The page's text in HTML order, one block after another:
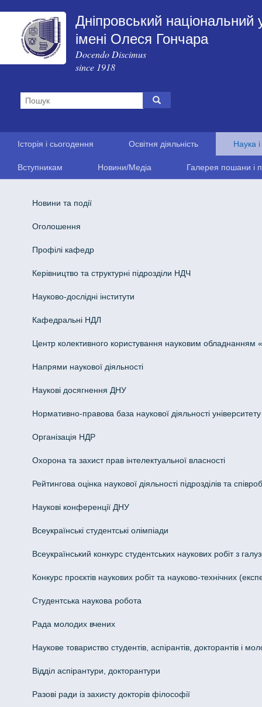
Дніпровський національний
імені Олеся Гончара
Docendo Discimus
since 1918
Історія і сьогодення Освітня діяльність Наука
Вступникам Новини/Медіа Галерея пошани і
Новини та події
Оголошення
Профілі кафедр
Керівництво та структурні підрозділи НДЧ
Науково-дослідні інститути
Кафедральні НДЛ
Центр колективного користування науковим обладнанням
Напрями наукової діяльності
Наукові досягнення ДНУ
Нормативно-правова база наукової діяльності університету
Організація НДР
Охорона та захист прав інтелектуальної власності
Рейтингова оцінка наукової діяльності підрозділів та
Наукові конференції ДНУ
Всеукраїнські студентські олімпіади
Всеукраїнський конкурс студентських наукових робіт з
Конкурс проєктів наукових робіт та науково-технічних
Студентська наукова робота
Рада молодих вчених
Наукове товариство студентів, аспірантів, докторантів і
Відділ аспірантури, докторантури
Разові ради із захисту докторів філософії